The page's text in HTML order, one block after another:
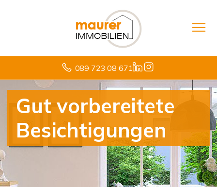
089 723 08 671
Gut vorbereitete
Besichtigungen